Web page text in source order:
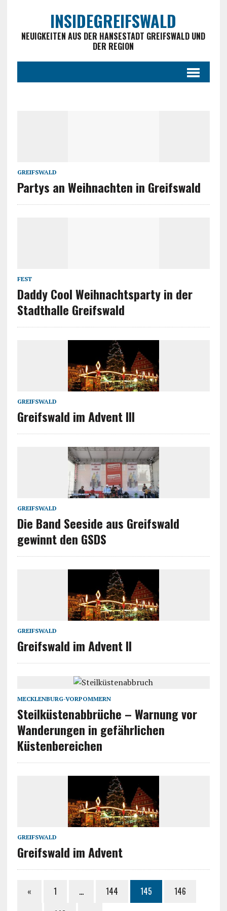
INSIDEGREIFSWALD
NEUIGKEITEN AUS DER HANSESTADT GREIFSWALD UND
DER REGION
GREIFSWALD
Partys an Weihnachten in Greifswald
FEST
Daddy Cool Weihnachtsparty in der
Stadthalle Greifswald
GREIFSWALD
Greifswald im Advent III
GREIFSWALD
Die Band Seeside aus Greifswald
gewinnt den GSDS
GREIFSWALD
Greifswald im Advent II
MECKLENBURG-VORPOMMERN
Steilküstenabbrüche – Warnung vor
Wanderungen in gefährlichen
Küstenbereichen
GREIFSWALD
Greifswald im Advent
« 1 … 144 145
146